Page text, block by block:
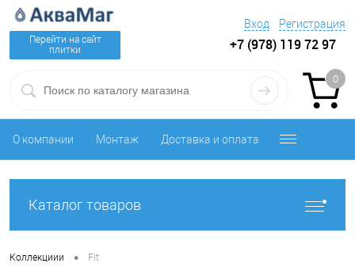
Перейти на сайт
плитки
Вход Регистрация
+7 (978) 119 72 97
0
О компании Монтаж Доставка и оплата
Каталог товаров
Коллекциии • Fit